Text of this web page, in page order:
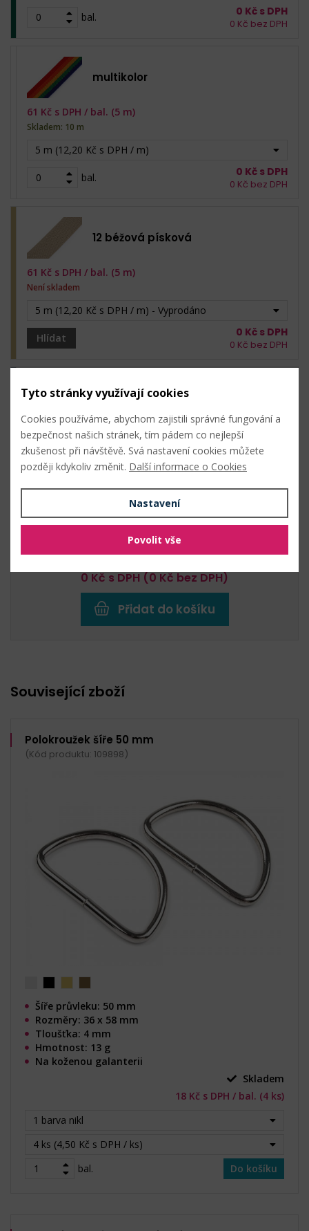
bal. 0 Kč s DPH
0 Kč bez DPH
multikolor
5 m (12,20 Kč s DPH / m)
bal.
61 Kč s DPH / bal. (5 m)
Skladem: 10 m
0 Kč s DPH
0 Kč bez DPH
12 béžová písková
5 m (12,20 Kč s DPH / m) - Vyprodáno
Hlídat
61 Kč s DPH / bal. (5 m)
Není skladem
0 Kč s DPH
0 Kč bez DPH
38 šedá
5 m (12,20 Kč s DPH / m) - Vyprodáno
61Kč s DPH /bal. (5 m)
Není skladem
0Kč s DPH
0 Kč s DPH (0 Kč bez DPH)
Přidat do košíku
Související zboží
Polokroužek šíře 50 mm
(Kód produktu: 109898)
Šíře průvleku: 50 mm
Rozměry: 36 x 58 mm
Tloušťka: 4 mm
Hmotnost: 13 g
Na koženou galanterii
Skladem
18 Kč s DPH / bal. (4 ks)
1 barva nikl
4 ks (4,50 Kč s DPH / ks)
bal.
Do košíku
Tyto stránky využívají cookies
Cookies používáme, abychom zajistili správné fungování a
bezpečnost našich stránek, tím pádem co nejlepší
zkušenost při návštěvě. Svá nastavení cookies můžete
později kdykoliv změnit. Další informace o Cookies
Nastavení
Povolit vše